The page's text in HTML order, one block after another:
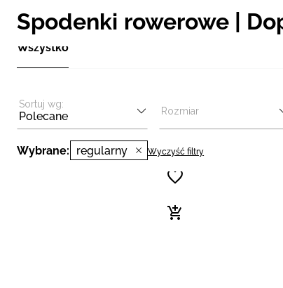
Spodenki rowerowe |
Wszystko
Sortuj wg:
Polecane Rozmiar
Wybrane: regularny Wyczyść filtry